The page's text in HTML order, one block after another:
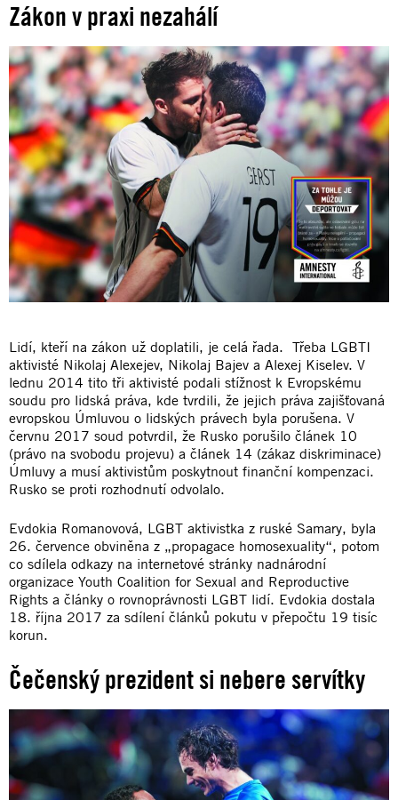
Zákon v praxi nezahálí
Lidí, kteří na zákon už doplatili, je celá řada. Třeba LGBTI
aktivisté Nikolaj Alexejev, Nikolaj Bajev a Alexej Kiselev. V
lednu 2014 tito tři aktivisté podali stížnost k Evropskému
soudu pro lidská práva, kde tvrdili, že jejich práva zajišťovaná
evropskou Úmluvou o lidských právech byla porušena. V
červnu 2017 soud potvrdil, že Rusko porušilo článek 10
(právo na svobodu projevu) a článek 14 (zákaz diskriminace)
Úmluvy a musí aktivistům poskytnout finanční kompenzaci.
Rusko se proti rozhodnutí odvolalo.
Evdokia Romanovová, LGBT aktivistka z ruské Samary, byla
26. července obviněna z „propagace homosexuality“, potom
co sdílela odkazy na internetové stránky nadnárodní
organizace Youth Coalition for Sexual and Reproductive
Rights a články o rovnoprávnosti LGBT lidí. Evdokia dostala
18. října 2017 za sdílení článků pokutu v přepočtu 19 tisíc
korun.
Čečenský prezident si nebere servítky